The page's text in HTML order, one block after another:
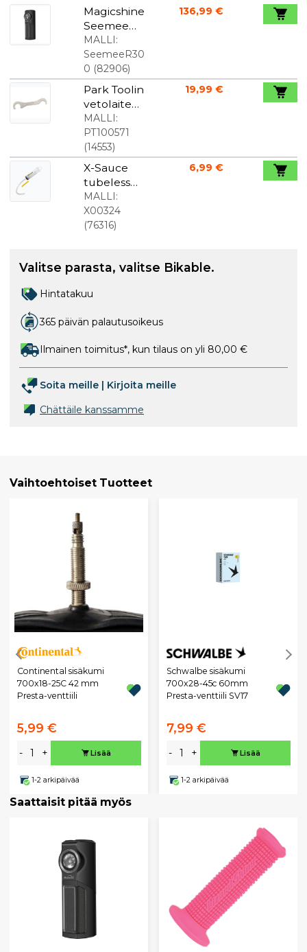
Magicshine
Seemee
R300 tutka
takavalo
MALLI:
SeemeeR30
0 (82906)
136,99 €
Park Toolin
vetolaite
kampikam
mioille
MALLI:
PT100571
(14553)
19,99 €
X-Sauce
tubeless
ruisku
MALLI:
X00324
(76316)
6,99 €
Valitse parasta, valitse Bikable.
Hintatakuu
365 päivän palautusoikeus
Ilmainen toimitus*, kun tilaus on yli 80,00 €
Soita meille | Kirjoita meille
Chättäile kanssamme
Vaihtoehtoiset Tuotteet
Continental sisäkumi
700x18-25C 42 mm
Presta-venttiili
5,99 €
- + Lisää
1-2 arkipäivää
Schwalbe sisäkumi
700x28-45c 60mm
Presta-venttiili SV17
7,99 €
- + Lisää
1-2 arkipäivää
Saattaisit pitää myös